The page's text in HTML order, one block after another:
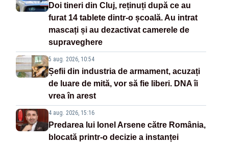
Doi tineri din Cluj, reținuți după ce au
furat 14 tablete dintr-o școală. Au intrat
mascați și au dezactivat camerele de
supraveghere
5 aug. 2026, 10:54
Șefii din industria de armament, acuzați
de luare de mită, vor să fie liberi. DNA îi
vrea în arest
4 aug. 2026, 15:16
Predarea lui Ionel Arsene către România,
blocată printr-o decizie a instanței